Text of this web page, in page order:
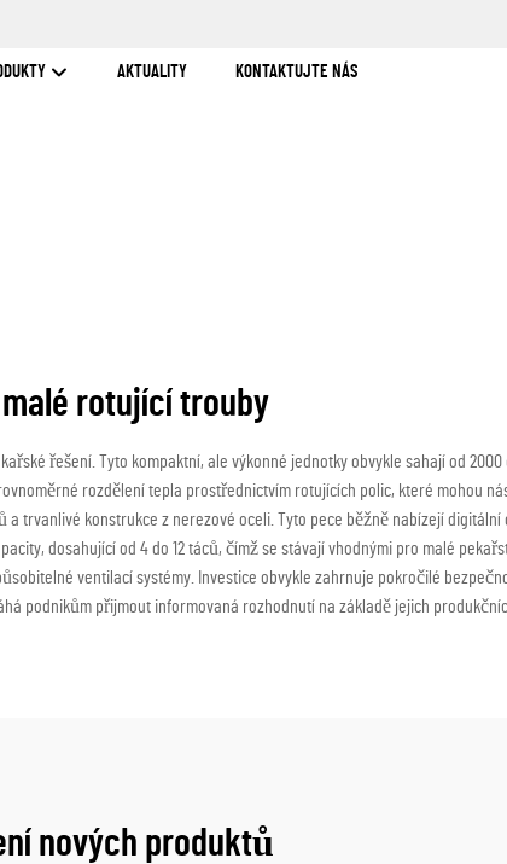
AKTUALITY KONTAKTUJTE NÁS
rotující trouby
řešení. Tyto kompaktní, ale výkonné jednotky obvykle sahají od
rozdělení tepla prostřednictvím rotujících polic, které mohou
trvanlivé konstrukce z nerezové oceli. Tyto pece běžně nabízejí
dosahující od 4 do 12 táců, čímž se stávají vhodnými pro malé
ventilací systémy. Investice obvykle zahrnuje pokročilé
podnikům přijmout informovaná rozhodnutí na základě jejich
nových produktů